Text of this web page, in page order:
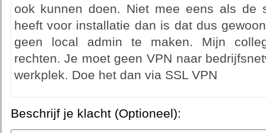
ook kunnen doen. Niet mee eens als de
heeft voor installatie dan is dat dus
geen local admin te maken. Mijn
rechten. Je moet geen VPN naar
werkplek. Doe het dan via SSL VPN
Beschrijf je klacht (Optioneel):